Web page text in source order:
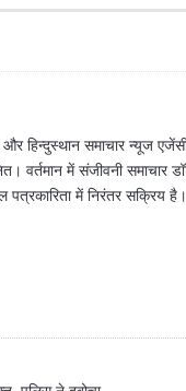
हिन्दुस्थान समाचार न्यूज
वर्तमान में संजीवनी
में निरंतर सक्रिय है।